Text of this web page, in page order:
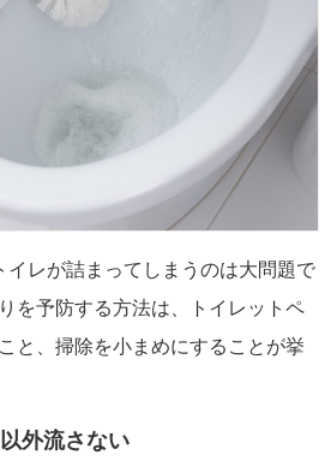
イレが詰まってしまうのは大問題で
を予防する方法は、トイレットペ
と、掃除を小まめにすることが挙
外流さない